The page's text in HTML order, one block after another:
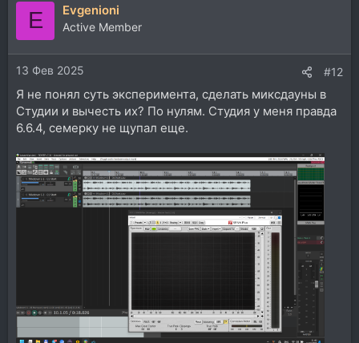
E Evgenioni
Active Member
13 Фев 2025 #12
Я не понял суть эксперимента, сделать миксдауны в
Студии и вычесть их? По нулям. Студия у меня правда
6.6.4, семерку не щупал еще.